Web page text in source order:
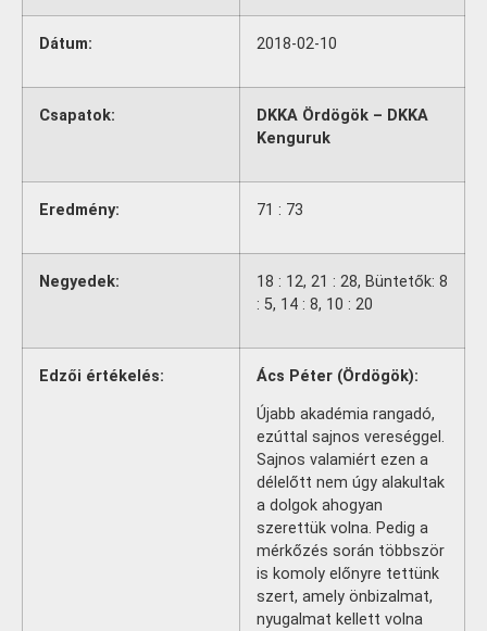
Dátum: 2018-02-10
Csapatok:
DKKA Ördögök – DKKA
Kenguruk
Eredmény: 71 : 73
Negyedek:
18 : 12, 21 : 28, Büntetők: 8
: 5, 14 : 8, 10 : 20
Edzői értékelés: Ács Péter (Ördögök):
Újabb akadémia rangadó,
ezúttal sajnos vereséggel.
Sajnos valamiért ezen a
délelőtt nem úgy alakultak
a dolgok ahogyan
szerettük volna. Pedig a
mérkőzés során többször
is komoly előnyre tettünk
szert, amely önbizalmat,
nyugalmat kellett volna